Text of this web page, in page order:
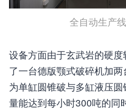
全自动生产
设备方面由于玄武岩的硬
了一台德版颚式破碎机加
为单缸圆锥破与多缸液压
量能达到每小时300吨的同